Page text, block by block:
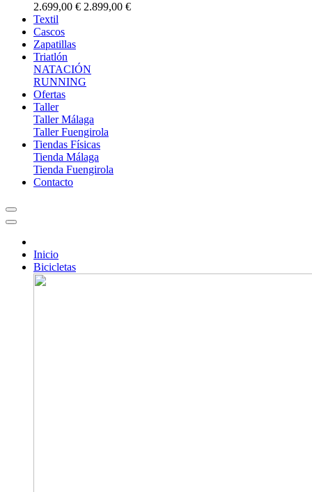
2.699,00 € 2.899,00 €
Textil
Cascos
Zapatillas
Triatlón
NATACIÓN
RUNNING
Ofertas
Taller
Taller Málaga
Taller Fuengirola
Tiendas Físicas
Tienda Málaga
Tienda Fuengirola
Contacto
Inicio
Bicicletas